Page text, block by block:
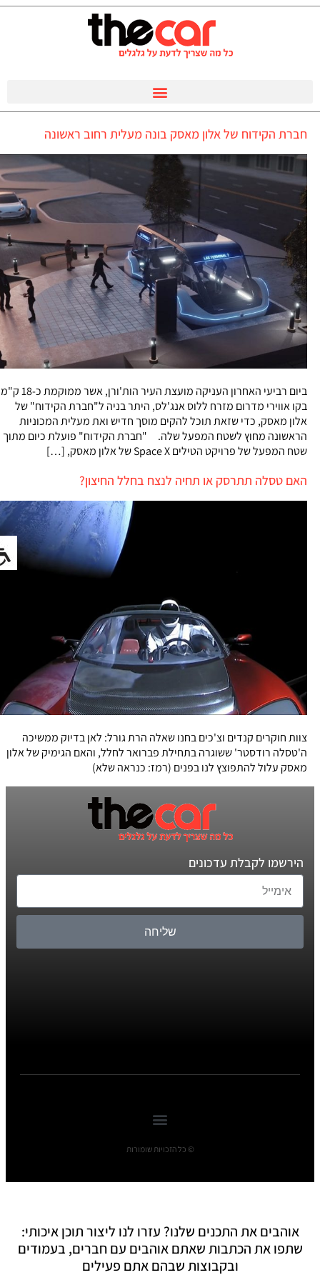
חברת הקידוח של אלון מאסק בונה מעלית רחוב ראשונה
ביום רביעי האחרון העניקה מועצת העיר הות'ורן, אשר ממוקמת כ-18 ק"מ
בקו אווירי מדרום מזרח ללוס אנג'לס, היתר בניה ל"חברת הקידוח" של
אלון מאסק, כדי שזאת תוכל להקים מוסך חדיש ואת מעלית המכוניות
הראשונה מחוץ לשטח המפעל שלה. "חברת הקידוח" פועלת כיום מתוך
שטח המפעל של פרויקט הטילים Space X של אלון מאסק, […]
האם טסלה תתרסק או תחיה לנצח בחלל החיצון?
צוות חוקרים קנדים וצ'כים בחנו שאלה הרת גורל: לאן בדיוק ממשיכה
ה'טסלה רודסטר' ששוגרה בתחילת פברואר לחלל, והאם הגימיק של אלון
מאסק עלול להתפוצץ לנו בפנים (רמז: כנראה שלא)
הירשמו לקבלת עדכונים
שליחה
© כל הזכויות שומורות
אוהבים את התכנים שלנו? עזרו לנו ליצור תוכן איכותי:
שתפו את הכתבות שאתם אוהבים עם חברים, בעמודים
ובקבוצות שבהם אתם פעילים